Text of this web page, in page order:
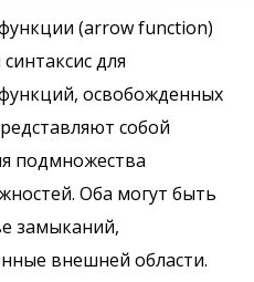
(arrow function)
для
освобожденных
собой
подмножества
Оба могут быть
замыканий,
внешней области.